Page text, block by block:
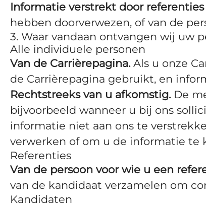
Informatie verstrekt door referenties
hebben doorverwezen, of van de
3. Waar vandaan ontvangen wij uw
Alle individuele personen
Van de Carrièrepagina.Als u onze
de Carrièrepagina gebruikt, en
Rechtstreeks van u afkomstig.De
bijvoorbeeld wanneer u bij ons
informatie niet aan ons te
verwerken of om u de informatie te
Referenties
Van de persoon voor wie u een
van de kandidaat verzamelen om
Kandidaten